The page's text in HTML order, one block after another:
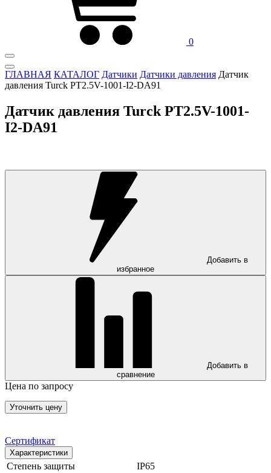
0
ГЛАВНАЯ КАТАЛОГ Датчики Датчики давления Датчик
давления Turck PT2.5V-1001-I2-DA91
Датчик давления Turck PT2.5V-1001-
I2-DA91
Добавить в
избранное
Добавить в
сравнение
Цена по запросу
Уточнить цену
Сертификат
Характеристики
Степень защиты
IP65